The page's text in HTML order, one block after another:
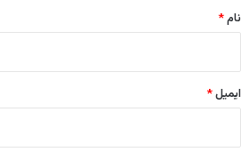
نام*
ایمیل*